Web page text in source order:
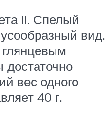
II. Спелый
вид.
вес одного
40 г.